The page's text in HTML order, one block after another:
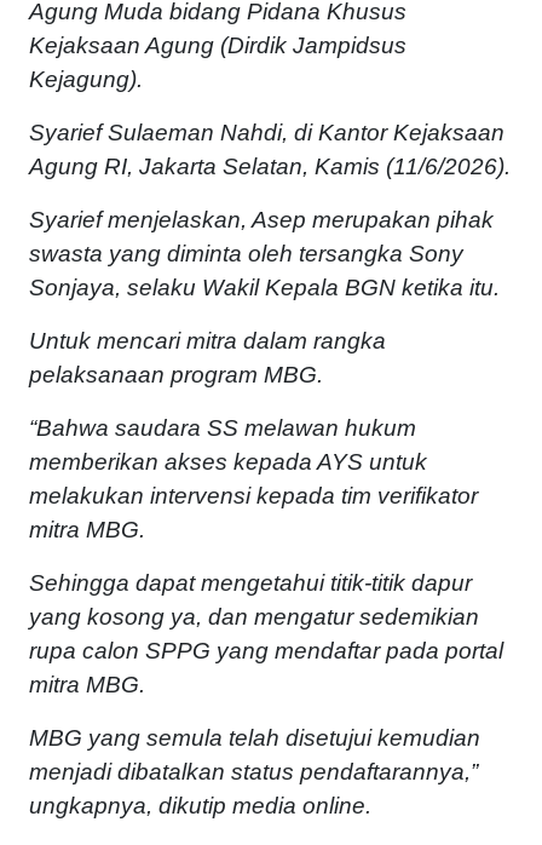
Agung Muda bidang Pidana Khusus
Kejaksaan Agung (Dirdik Jampidsus
Kejagung).
Syarief Sulaeman Nahdi, di Kantor Kejaksaan
Agung RI, Jakarta Selatan, Kamis (11/6/2026).
Syarief menjelaskan, Asep merupakan pihak
swasta yang diminta oleh tersangka Sony
Sonjaya, selaku Wakil Kepala BGN ketika itu.
Untuk mencari mitra dalam rangka
pelaksanaan program MBG.
“Bahwa saudara SS melawan hukum
memberikan akses kepada AYS untuk
melakukan intervensi kepada tim verifikator
mitra MBG.
Sehingga dapat mengetahui titik-titik dapur
yang kosong ya, dan mengatur sedemikian
rupa calon SPPG yang mendaftar pada portal
mitra MBG.
MBG yang semula telah disetujui kemudian
menjadi dibatalkan status pendaftarannya,”
ungkapnya, dikutip media online.